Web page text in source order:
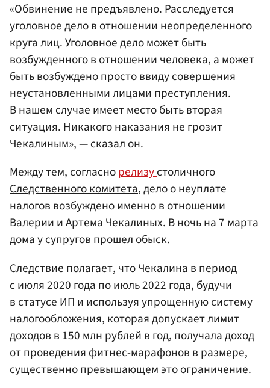
«Обвинение не предъявлено. Расследуется
уголовное дело в отношении неопределенного
круга лиц. Уголовное дело может быть
возбужденного в отношении человека, а может
быть возбуждено просто ввиду совершения
неустановленными лицами преступления.
В нашем случае имеет место быть вторая
ситуация. Никакого наказания не грозит
Чекалиным», — сказал он.
Между тем, согласнорелизустоличного
Следственного комитета, дело о неуплате
налогов возбуждено именно в отношении
Валерии и Артема Чекалиных. В ночь на 7 марта
дома у супругов прошел обыск.
Следствие полагает, что Чекалина в период
с июля 2020 года по июль 2022 года, будучи
в статусе ИП и используя упрощенную систему
налогообложения, которая допускает лимит
доходов в 150 млн рублей в год, получала доход
от проведения фитнес-марафонов в размере,
существенно превышающем это ограничение.